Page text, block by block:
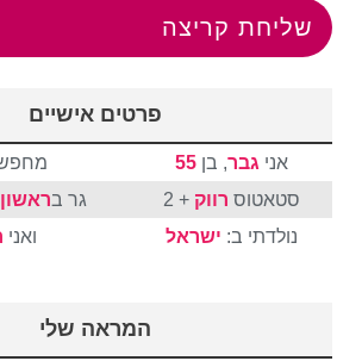
שליחת קריצה
פרטים אישיים
אני גבר, בן 55
סטאטוס רווק + 2 גר בראשון
נולדתי ב: ישראל ואני
המראה שלי